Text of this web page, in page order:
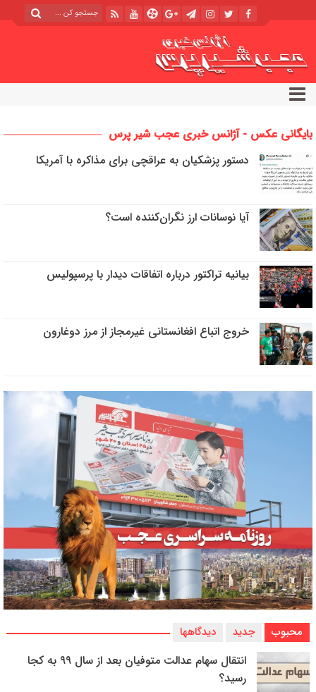
بایگانی عکس - آژانس خبری عجب شیر پرس
دستور پزشکیان به عراقچی برای مذاکره با آمریکا
آیا نوسانات ارز نگران‌کننده است؟
بیانیه تراکتور درباره اتفاقات دیدار با پرسپولیس
خروج اتباع افغانستانی غیرمجاز از مرز دوغارون
محبوب جدید دیدگاهها
انتقال سهام عدالت متوفیان بعد از سال ۹۹ به کجا
رسید؟